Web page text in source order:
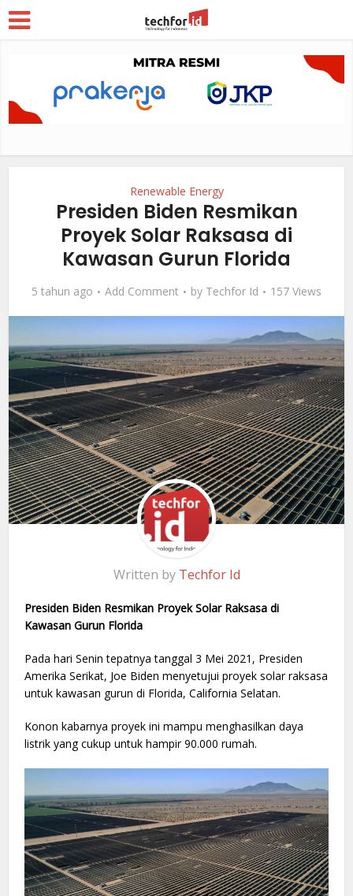
Renewable Energy
Presiden Biden Resmikan
Proyek Solar Raksasa di
Kawasan Gurun Florida
5 tahun ago Add Comment by Techfor Id 157 Views
Written by Techfor Id
Presiden Biden Resmikan Proyek Solar Raksasa di
Kawasan Gurun Florida
Pada hari Senin tepatnya tanggal 3 Mei 2021, Presiden
Amerika Serikat, Joe Biden menyetujui proyek solar raksasa
untuk kawasan gurun di Florida, California Selatan.
Konon kabarnya proyek ini mampu menghasilkan daya
listrik yang cukup untuk hampir 90.000 rumah.